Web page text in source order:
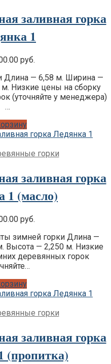
заливная горка
1
руб.
Длина — 6,58 м. Ширина —
Низкие цены на сборку
(уточняйте у менеджера)
…
горки
заливная горка
1 (масло)
руб.
зимней горки Длина —
Высота — 2,250 м. Низкие
деревянных горок
горки
заливная горка
(пропитка)